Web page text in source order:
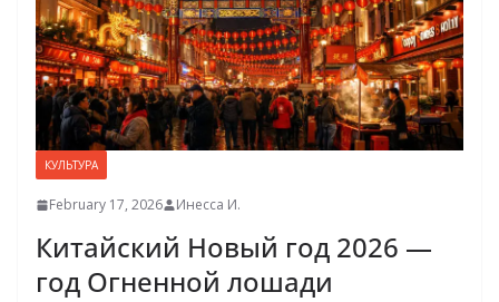
КУЛЬТУРА
February 17, 2026 Инесса И.
Китайский Новый год 2026 —
год Огненной лошади